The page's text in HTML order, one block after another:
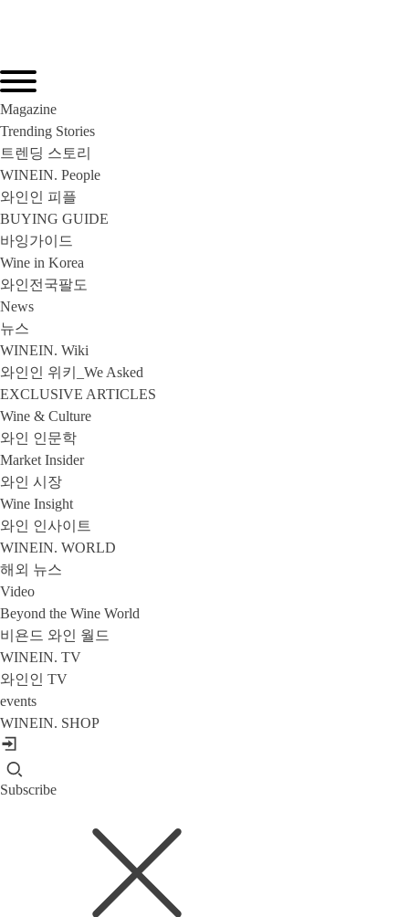
Magazine
Trending Stories
트렌딩 스토리
WINEIN. People
와인인 피플
BUYING GUIDE
바잉가이드
Wine in Korea
와인전국팔도
News
뉴스
WINEIN. Wiki
와인인 위키_We Asked
EXCLUSIVE ARTICLES
Wine & Culture
와인 인문학
Market Insider
와인 시장
Wine Insight
와인 인사이트
WINEIN. WORLD
해외 뉴스
Video
Beyond the Wine World
비욘드 와인 월드
WINEIN. TV
와인인 TV
events
WINEIN. SHOP
Subscribe